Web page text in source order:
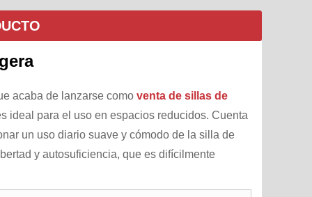
acaba de lanzarse como venta de sillas de
ideal para el uso en espacios reducidos. Cuenta
un uso diario suave y cómodo de la silla de
y autosuficiencia, que es difícilmente